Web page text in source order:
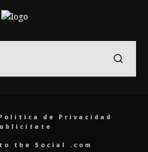
de Privacidad
the Social .com